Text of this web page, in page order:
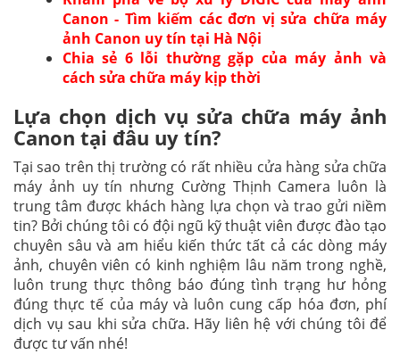
Canon - Tìm kiếm các đơn vị sửa chữa máy
ảnh Canon uy tín tại Hà Nội
Chia sẻ 6 lỗi thường gặp của máy ảnh và
cách sửa chữa máy kịp thời
Lựa chọn dịch vụ sửa chữa máy ảnh
Canon tại đâu uy tín?
Tại sao trên thị trường có rất nhiều cửa hàng sửa chữa
máy ảnh uy tín nhưng Cường Thịnh Camera luôn là
trung tâm được khách hàng lựa chọn và trao gửi niềm
tin? Bởi chúng tôi có đội ngũ kỹ thuật viên được đào tạo
chuyên sâu và am hiểu kiến thức tất cả các dòng máy
ảnh, chuyên viên có kinh nghiệm lâu năm trong nghề,
luôn trung thực thông báo đúng tình trạng hư hỏng
đúng thực tế của máy và luôn cung cấp hóa đơn, phí
dịch vụ sau khi sửa chữa. Hãy liên hệ với chúng tôi để
được tư vấn nhé!